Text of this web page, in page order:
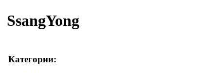
SsangYong
Категории: